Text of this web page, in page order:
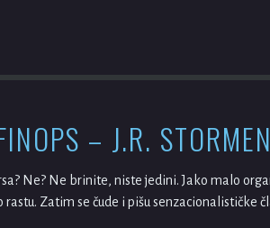
– J.R.
Ne? Ne brinite, niste jedini. Jako malo
Zatim se čude i pišu senzacionalističke